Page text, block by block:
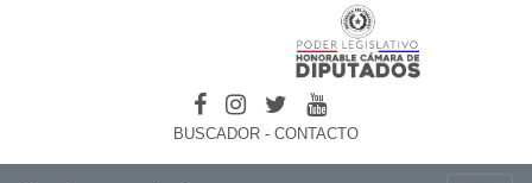
BUSCADOR - CONTACTO